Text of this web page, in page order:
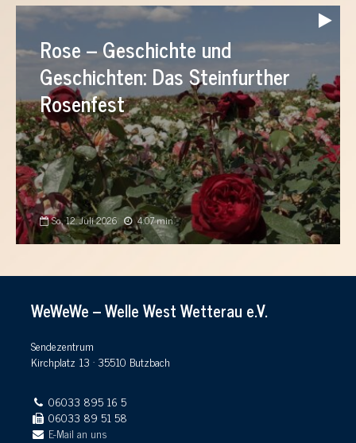
Audio-
Player
Rose – Geschichte und
Geschichten: Das Steinfurther
Rosenfest
So., 12. Juli 2026 4:07 min
WeWeWe – Welle West Wetterau e.V.
Sendezentrum
Kirchplatz 13 · 35510 Butzbach
06033 895 16 5
06033 89 51 58
E-Mail an uns